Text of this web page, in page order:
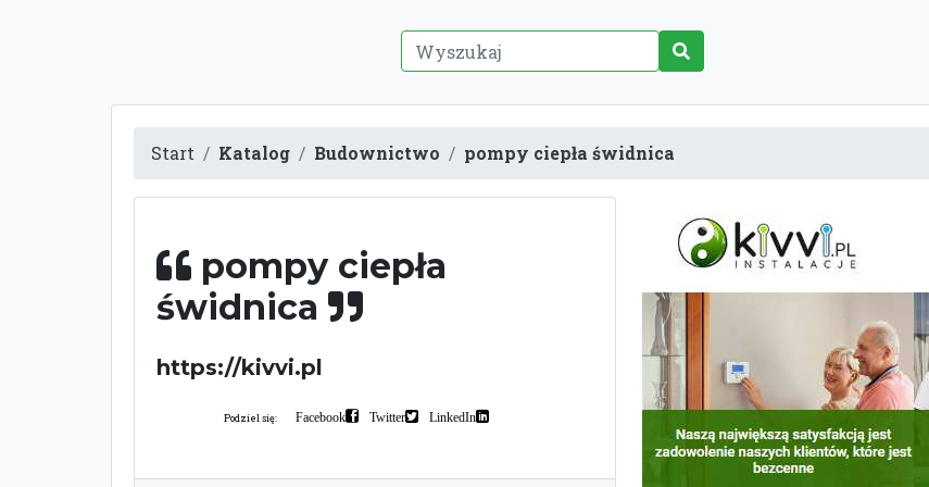
Start Katalog Budownictwo pompy ciepła świdnica
pompy ciepła
świdnica
https://kivvi.pl
Podziel się: Facebook Twitter LinkedIn